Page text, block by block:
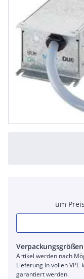
um
Verpackungsgrößen
Artikel werden nach
Lieferung in vollen
garantiert werden.